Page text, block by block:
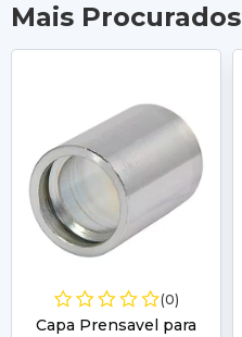
Mais Procurados
(0)
Capa Prensavel para